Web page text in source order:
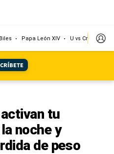
Papa León XIV U vs Cristal
tu
noche y
de peso